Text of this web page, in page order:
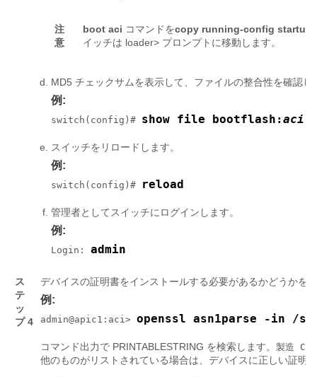
注
意
boot aci コマンドをcopy running-config
イッチは loader> プロンプトに移動します。
MD5 チェックサムを表示して、ファイルの整合性を確認し
例:
switch(config)# show file bootflash:aci-
スイッチをリロードします。
例:
switch(config)# reload
管理者としてスイッチにログインします。
例:
Login: admin
ス
テ
ッ
プ 4
デバイスの証明書をインストールする必要があるかどうかを
例:
admin@apic1:aci> openssl asn1parse -in /
コマンド出力で PRINTABLESTRING を検索します。 製造 CA
他のものがリストされている場合は、デバイスに正しい証明